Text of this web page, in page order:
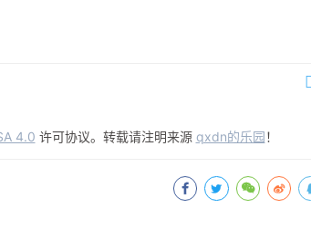
4.0 许可协议。转载请注明来源 qxdn的乐园！